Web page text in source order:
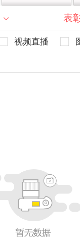
表
视频直播